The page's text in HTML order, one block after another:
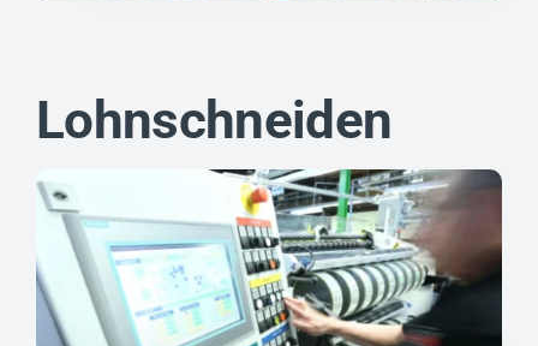
Lohnschneiden